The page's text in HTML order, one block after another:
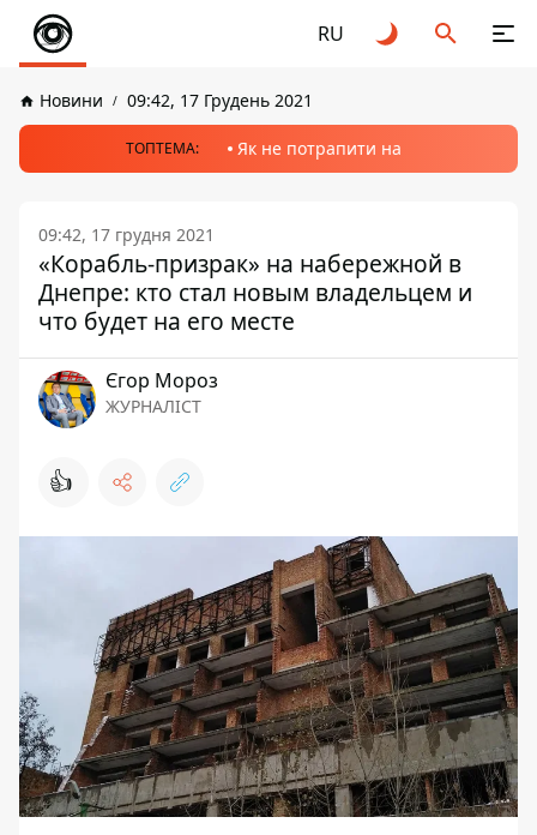
RU
Новини 09:42, 17 Грудень 2021
ТОПТЕМА: Як не потрапити на
09:42, 17 грудня 2021
«Корабль-призрак» на набережной в
Днепре: кто стал новым владельцем и
что будет на его месте
Єгор Мороз
ЖУРНАЛІСТ
👍